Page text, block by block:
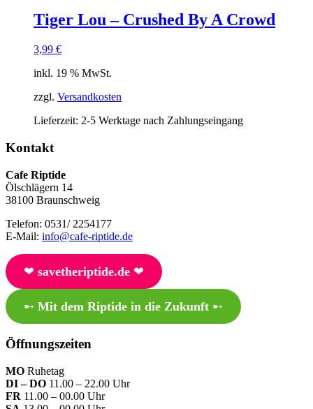
Tiger Lou – Crushed By A Crowd
3,99 €
inkl. 19 % MwSt.
zzgl. Versandkosten
Lieferzeit: 2-5 Werktage nach Zahlungseingang
Kontakt
Cafe Riptide
Ölschlägern 14
38100 Braunschweig
Telefon: 0531/ 2254177
E-Mail: info@cafe-riptide.de
❤︎ savetheriptide.de❤︎
➸ Mit dem Riptide in die Zukunft➸
Öffnungszeiten
MO Ruhetag
DI – DO 11.00 – 22.00 Uhr
FR 11.00 – 00.00 Uhr